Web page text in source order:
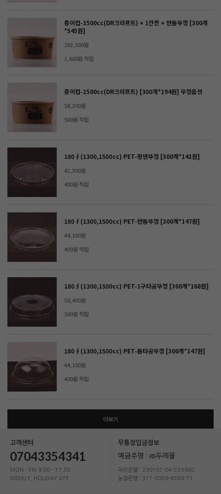
종이컵-1500cc(DR크라프트) + 1칸찬 + 반돔뚜껑 [300개
*545원]
163,500원
1,600원 적립
종이컵-1500cc(DR크라프트) [300개*194원] 뚜껑옵션
58,200원
500원 적립
180∮(1300,1500cc) PET-평면뚜껑 [300개*141원]
42,300원
400원 적립
180∮(1300,1500cc) PET-반돔뚜껑 [300개*147원]
44,100원
400원 적립
180∮(1300,1500cc) PET-1구타공뚜껑 [300개*168원]
50,400원
500원 적립
180∮(1300,1500cc) PET-돔타공뚜껑 [300개*147원]
44,100원
400원 적립
더보기
고객센터
07043354341
MON - FRI 9:00 - 17:30
WEEKLY, HOLIDAY OFF
무통장입금정보
예금주명 : ㈜두레몰
국민은행 : 230101-04-533960
농협은행 : 317-0009-6589-71